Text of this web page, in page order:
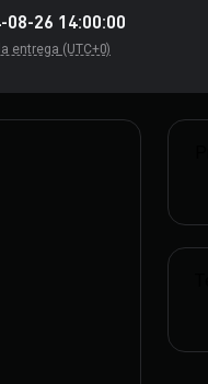
08-26 14:00:00
entrega (UTC+0)